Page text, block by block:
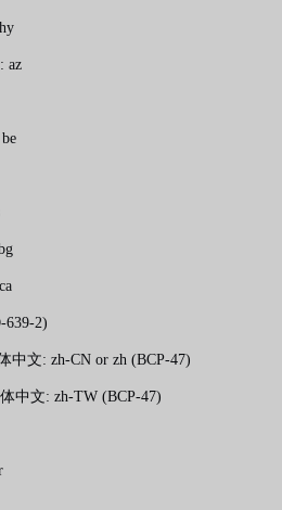
az
639-2)
中文: zh-CN or zh (BCP-47)
中文: zh-TW (BCP-47)